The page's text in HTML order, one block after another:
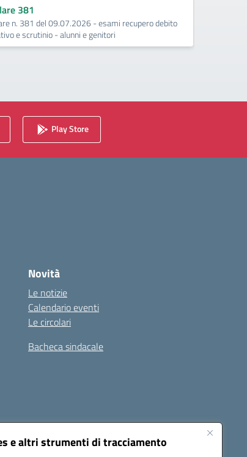
e altri strumenti di tracciamento
381
n. 381 del 09.07.2026 - esami recupero debito
e scrutinio - alunni e genitori
Play Store
Novità
Le notizie
Calendario eventi
Le circolari
Bacheca sindacale
Seguici su: